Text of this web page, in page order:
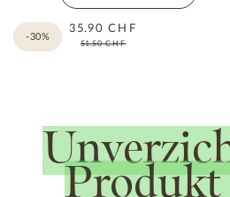
-30%
35.90 CHF
51.50CHF